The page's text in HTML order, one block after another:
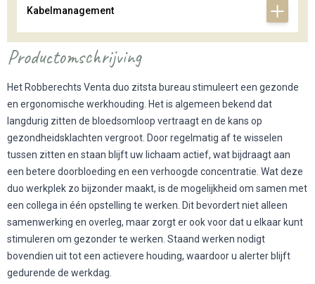
Kabelmanagement
Productomschrijving
Het Robberechts Venta duo zitsta bureau stimuleert een gezonde
en ergonomische werkhouding. Het is algemeen bekend dat
langdurig zitten de bloedsomloop vertraagt en de kans op
gezondheidsklachten vergroot. Door regelmatig af te wisselen
tussen zitten en staan blijft uw lichaam actief, wat bijdraagt aan
een betere doorbloeding en een verhoogde concentratie. Wat deze
duo werkplek zo bijzonder maakt, is de mogelijkheid om samen met
een collega in één opstelling te werken. Dit bevordert niet alleen
samenwerking en overleg, maar zorgt er ook voor dat u elkaar kunt
stimuleren om gezonder te werken. Staand werken nodigt
bovendien uit tot een actievere houding, waardoor u alerter blijft
gedurende de werkdag.